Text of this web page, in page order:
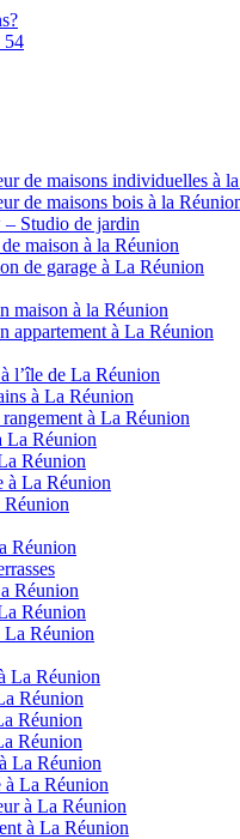
54
de maisons individuelles à
de maisons bois à la
Studio de jardin
maison à la Réunion
de garage à La Réunion
maison à la Réunion
appartement à La Réunion
l’île de La Réunion
à La Réunion
à La Réunion
La Réunion
Réunion
à La Réunion
Réunion
Réunion
Réunion
La Réunion
La Réunion
Réunion
Réunion
Réunion
La Réunion
à La Réunion
à La Réunion
à La Réunion